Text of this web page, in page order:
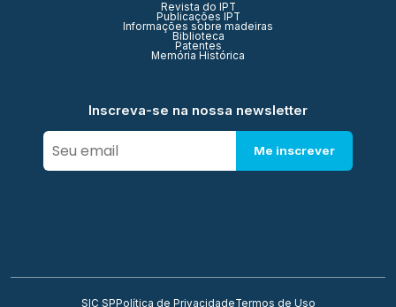
Revista do IPT
Publicações IPT
Informações sobre madeiras
Biblioteca
Patentes
Memória Histórica
Inscreva-se na nossa newsletter
Me inscrever
SIC SP Política de PrivacidadeTermos de Uso